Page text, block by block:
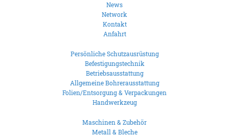
News
Network
Kontakt
Anfahrt
Persönliche Schutzausrüstung
Befestigungstechnik
Betriebsausstattung
Allgemeine Bohrerausstattung
Folien/Entsorgung & Verpackungen
Handwerkzeug
Maschinen & Zubehör
Metall & Bleche